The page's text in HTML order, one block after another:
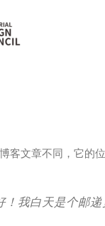
客文章不同，它的
！我白天是个邮